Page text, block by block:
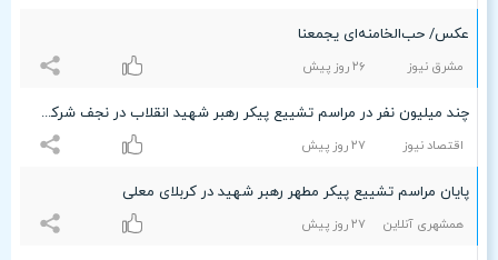
عکس/ حب‌الخامنه‌ای یجمعنا
مشرق نیوز ۲۶ روز پیش
چند میلیون نفر در مراسم تشییع پیکر رهبر شهید انقلاب در نجف شرکت کردند؟/ پایان مراسم در کربلای معلی
اقتصاد نیوز ۲۷ روز پیش
پایان مراسم تشییع پیکر مطهر رهبر شهید در کربلای معلی
همشهری آنلاین ۲۷ روز پیش